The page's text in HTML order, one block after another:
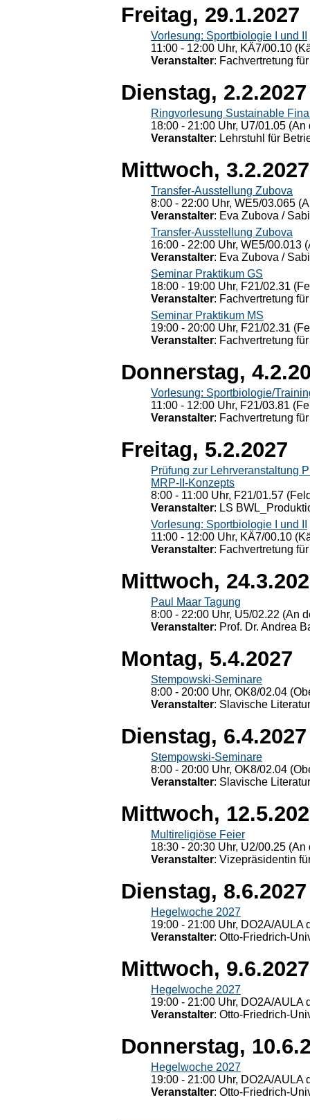
Freitag, 29.1.2027
Vorlesung: Sportbiologie I und II
11:00 - 12:00 Uhr, KÄ7/00.10
Veranstalter: Fachvertretung
Dienstag, 2.2.2027
Ringvorlesung Sustainable
18:00 - 21:00 Uhr, U7/01.05
Veranstalter: Lehrstuhl für
Mittwoch, 3.2.2027
Transfer-Ausstellung Zubova
8:00 - 22:00 Uhr, WE5/03.065
Veranstalter: Eva Zubova /
Transfer-Ausstellung Zubova
16:00 - 22:00 Uhr, WE5/00.013
Veranstalter: Eva Zubova /
Seminar Praktikum GS
18:00 - 19:00 Uhr, F21/02.31
Veranstalter: Fachvertretung
Seminar Praktikum MS
19:00 - 20:00 Uhr, F21/02.31
Veranstalter: Fachvertretung
Donnerstag,
Vorlesung: Sportbiologie/
11:00 - 12:00 Uhr, F21/03.81
Veranstalter: Fachvertretung
Freitag, 5.2.2027
Prüfung zur Lehrveranstaltung
MRP-II-Konzepts
8:00 - 11:00 Uhr, F21/01.57
Veranstalter: LS
Vorlesung: Sportbiologie I und II
11:00 - 12:00 Uhr, KÄ7/00.10
Veranstalter: Fachvertretung
Mittwoch,
Paul Maar Tagung
8:00 - 22:00 Uhr, U5/02.22 (An
Veranstalter: Prof. Dr. Andrea
Montag, 5.4.2027
Stempowski-Seminare
8:00 - 20:00 Uhr, OK8/02.04
Veranstalter: Slavische
Dienstag, 6.4.2027
Stempowski-Seminare
8:00 - 20:00 Uhr, OK8/02.04
Veranstalter: Slavische
Mittwoch,
Multireligiöse Feier
18:30 - 20:30 Uhr, U2/00.25
Veranstalter: Vizepräsidentin
Dienstag, 8.6.2027
Hegelwoche 2027
19:00 - 21:00 Uhr, DO2A/
Veranstalter: Otto-Friedrich-
Mittwoch, 9.6.2027
Hegelwoche 2027
19:00 - 21:00 Uhr, DO2A/
Veranstalter: Otto-Friedrich-
Donnerstag,
Hegelwoche 2027
19:00 - 21:00 Uhr, DO2A/
Veranstalter: Otto-Friedrich-